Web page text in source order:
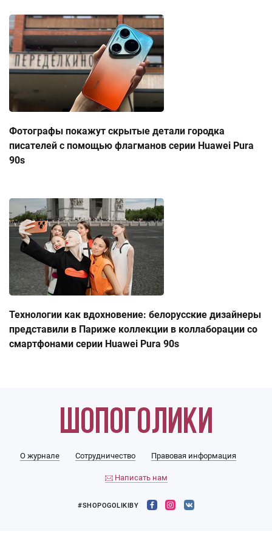
Фотографы покажут скрытые детали городка
писателей с помощью флагманов серии Huawei Pura
90s
Технологии как вдохновение: белорусские дизайнеры
представили в Париже коллекции в коллаборации со
смартфонами серии Huawei Pura 90s
О журнале Сотрудничество Правовая информация
Написать нам
#SHOPOGOLIKIBY